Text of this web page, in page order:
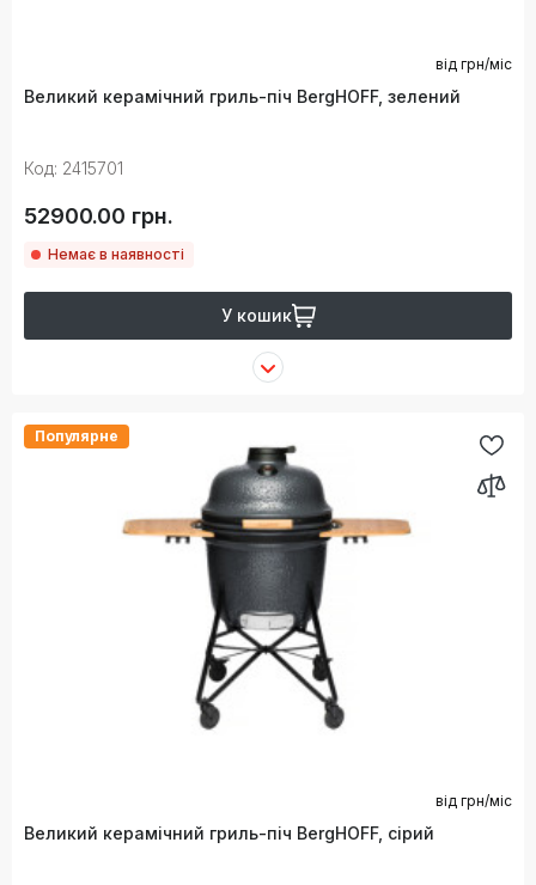
від грн/міс
Великий керамічний гриль-піч BergHOFF, зелений
Код: 2415701
52900.00 грн.
Немає в наявності
У кошик
Популярне
від грн/міс
Великий керамічний гриль-піч BergHOFF, сірий